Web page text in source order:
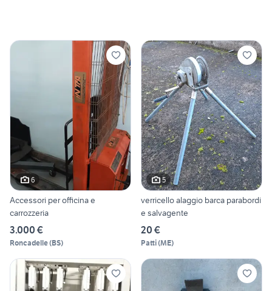
6
Accessori per officina e
carrozzeria
3.000 €
Roncadelle(BS)
5
verricello alaggio barca parabordi
e salvagente
20 €
Patti(ME)